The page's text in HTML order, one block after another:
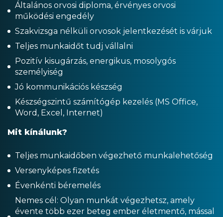
Általános orvosi diploma, érvényes orvosi
működési engedély
Szakvizsga nélküli orvosok jelentkezését is várjuk
Teljes munkaidőt tudj vállalni
Pozitív kisugárzás, energikus, mosolygós
személyiség
Jó kommunikációs készség
Készségszintű számítógép kezelés (MS Office,
Word, Excel, Internet)
Mit kínálunk?
Teljes munkaidőben végezhető munkalehetőség
Versenyképes fizetés
Évenkénti béremelés
Nemes cél: Olyan munkát végezhetsz, amely
évente több ezer beteg ember életmentő, mással